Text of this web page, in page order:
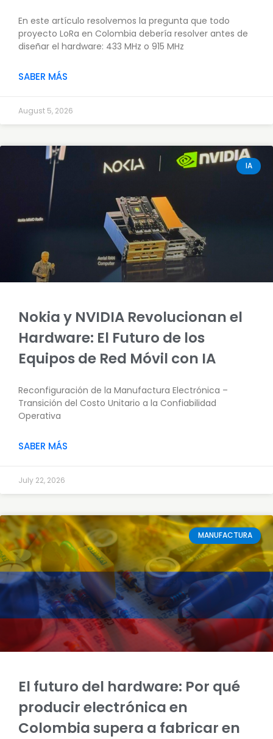
En este artículo resolvemos la pregunta que todo
proyecto LoRa en Colombia debería resolver antes de
diseñar el hardware: 433 MHz o 915 MHz
SABER MÁS
August 5, 2026
IA
Nokia y NVIDIA Revolucionan el
Hardware: El Futuro de los
Equipos de Red Móvil con IA
Reconfiguración de la Manufactura Electrónica –
Transición del Costo Unitario a la Confiabilidad
Operativa
SABER MÁS
July 22, 2026
MANUFACTURA
El futuro del hardware: Por qué
producir electrónica en
Colombia supera a fabricar en